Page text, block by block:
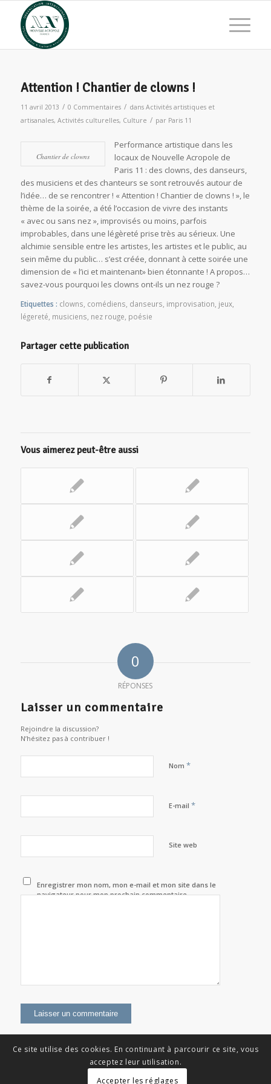
Attention ! Chantier de clowns !
11 avril 2013 / 0 Commentaires / dans Activités artistiques et
artisanales, Activités culturelles, Culture / par Paris 11
Chantier de clowns
Performance artistique dans les
locaux de Nouvelle Acropole de
Paris 11 : des clowns, des danseurs,
des musiciens et des chanteurs se sont retrouvés autour de
l’idée… de se rencontrer ! « Attention ! Chantier de clowns ! », le
thème de la soirée, a été l’occasion de vivre des instants
« avec ou sans nez », improvisés ou moins, parfois
improbables, dans une légèreté prise très au sérieux. Une
alchimie sensible entre les artistes, les artistes et le public, au
sein même du public… s’est créée, donnant à cette soirée une
dimension de « l’ici et maintenant» bien étonnante ! A propos…
savez-vous pourquoi les clowns ont-ils un nez rouge ?
Etiquettes : clowns comédiens danseurs improvisation jeux,
légereté musiciens nez rouge poésie
Partager cette publication
Vous aimerez peut-être aussi
0
RÉPONSES
Laisser un commentaire
Rejoindre la discussion?
N’hésitez pas à contribuer !
Nom *
E-mail *
Site web
Enregistrer mon nom, mon e-mail et mon site dans le
navigateur pour mon prochain commentaire.
Ce site utilise des cookies. En continuant à parcourir ce site, vous
acceptez leur utilisation.
Accepter les réglages